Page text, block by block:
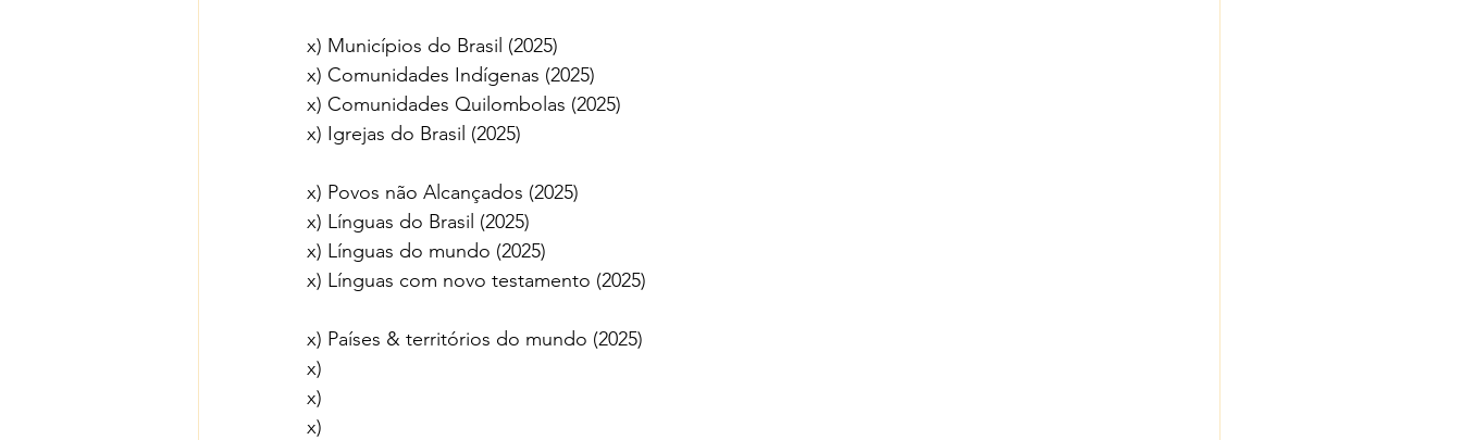
x) Municípios do Brasil (2025)
x) Comunidades Indígenas (2025)
x) Comunidades Quilombolas (2025)
x) Igrejas do Brasil (2025)
x) Povos não Alcançados (2025)
x) Línguas do Brasil (2025)
x) Línguas do mundo (2025)
x) Línguas com novo testamento (2025)
x) Países & territórios do mundo (2025)
x)
x)
x)